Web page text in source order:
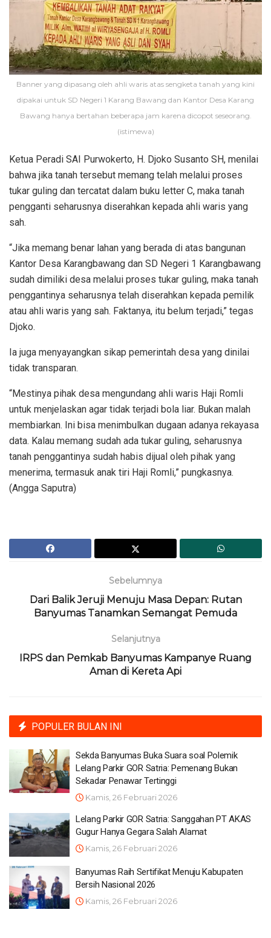
Banner yang dipasang oleh ahli waris atas sengketa tanah yang kini
dipakai untuk SD Negeri 1 Karang Bawang dan Kantor Desa Karang
Bawang hanya bertahan beberapa jam karena dicopot seseorang.
(istimewa)
Ketua Peradi SAI Purwokerto, H. Djoko Susanto SH, menilai
bahwa jika tanah tersebut memang telah melalui proses
tukar guling dan tercatat dalam buku letter C, maka tanah
pengganti seharusnya diserahkan kepada ahli waris yang
sah.
“Jika memang benar lahan yang berada di atas bangunan
Kantor Desa Karangbawang dan SD Negeri 1 Karangbawang
sudah dimiliki desa melalui proses tukar guling, maka tanah
penggantinya seharusnya telah diserahkan kepada pemilik
atau ahli waris yang sah. Faktanya, itu belum terjadi,” tegas
Djoko.
Ia juga menyayangkan sikap pemerintah desa yang dinilai
tidak transparan.
“Mestinya pihak desa mengundang ahli waris Haji Romli
untuk menjelaskan agar tidak terjadi bola liar. Bukan malah
membiarkan. Ini bisa menimbulkan dugaan adanya rekayasa
data. Kalau memang sudah ada tukar guling, seharusnya
tanah penggantinya sudah habis dijual oleh pihak yang
menerima, termasuk anak tiri Haji Romli,” pungkasnya.
(Angga Saputra)
Sebelumnya
Dari Balik Jeruji Menuju Masa Depan: Rutan
Banyumas Tanamkan Semangat Pemuda
Selanjutnya
IRPS dan Pemkab Banyumas Kampanye Ruang
Aman di Kereta Api
POPULER BULAN INI
Sekda Banyumas Buka Suara soal Polemik
Lelang Parkir GOR Satria: Pemenang Bukan
Sekadar Penawar Tertinggi
Kamis, 26 Februari 2026
Lelang Parkir GOR Satria: Sanggahan PT AKAS
Gugur Hanya Gegara Salah Alamat
Kamis, 26 Februari 2026
Banyumas Raih Sertifikat Menuju Kabupaten
Bersih Nasional 2026
Kamis, 26 Februari 2026